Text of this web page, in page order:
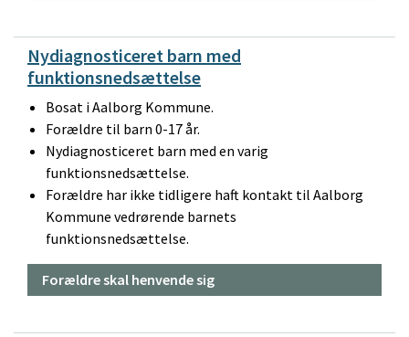
Nydiagnosticeret barn med
funktionsnedsættelse
Bosat i Aalborg Kommune.
Forældre til barn 0-17 år.
Nydiagnosticeret barn med en varig
funktionsnedsættelse.
Forældre har ikke tidligere haft kontakt til Aalborg
Kommune vedrørende barnets
funktionsnedsættelse.
Forældre skal henvende sig